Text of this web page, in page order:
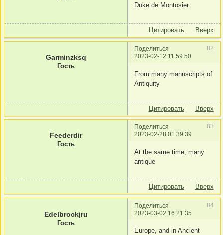
Duke de Montosier
Цитировать Вверх
Поделиться
82
2023-02-12 11:59:50
Garminzksq
Гость
From many manuscripts of
Antiquity
Цитировать Вверх
Поделиться
83
2023-02-28 01:39:39
Feederdir
Гость
At the same time, many
antique
Цитировать Вверх
Поделиться
84
2023-03-02 16:21:35
Edelbrockjru
Гость
Europe, and in Ancient